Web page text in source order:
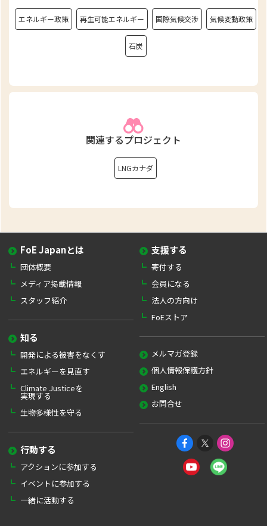
エネルギー政策 再生可能エネルギー 国際気候交渉 気候変動政策
石炭
関連するプロジェクト
LNGカナダ
FoE Japanとは
団体概要
メディア掲載情報
スタッフ紹介
知る
開発による被害をなくす
エネルギーを見直す
Climate Justiceを
実現する
生物多様性を守る
行動する
アクションに参加する
イベントに参加する
一緒に活動する
支援する
寄付する
会員になる
法人の方向け
FoEストア
メルマガ登録
個人情報保護方針
English
お問合せ